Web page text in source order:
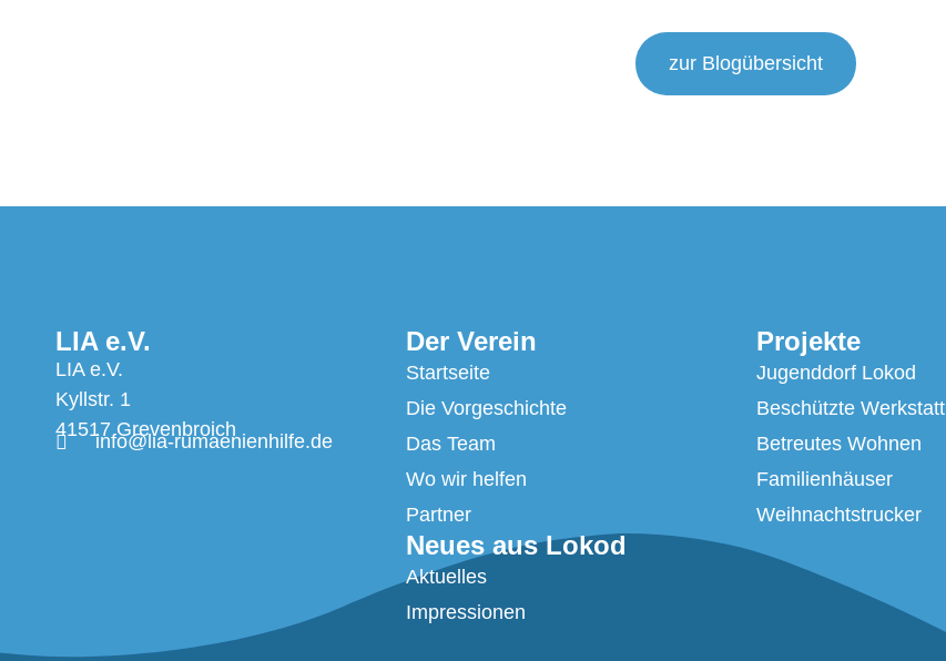
zur Blogübersicht
LIA e.V.
LIA e.V.
Kyllstr. 1
41517 Grevenbroich
info@lia-rumaenienhilfe.de
Der Verein
Startseite
Die Vorgeschichte
Das Team
Wo wir helfen
Partner
Neues aus Lokod
Aktuelles
Impressionen
Projekte
Jugenddorf Lokod
Beschützte Werkstatt
Betreutes Wohnen
Familienhäuser
Weihnachtstrucker